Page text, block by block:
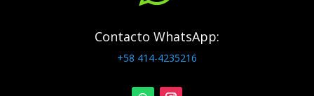
Contacto WhatsApp:
+58 414-4235216